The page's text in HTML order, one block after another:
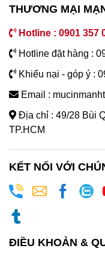
THƯƠNG MẠI
Hotline : 0901 357
Hotline đặt hàng :
Khiếu nại - góp ý :
Email :
Địa chỉ : 49/28 Bùi
TP.HCM
KẾT NỐI VỚI
ĐIỀU KHOẢN &